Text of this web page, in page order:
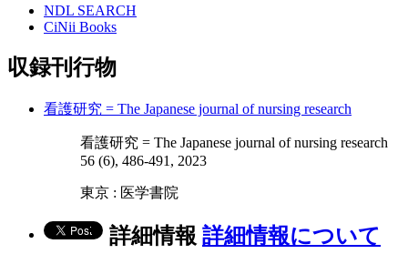
NDL SEARCH
CiNii Books
収録刊行物
看護研究 = The Japanese journal of nursing research
看護研究 = The Japanese journal of nursing research
56 (6), 486-491, 2023
東京 : 医学書院
詳細情報 詳細情報について